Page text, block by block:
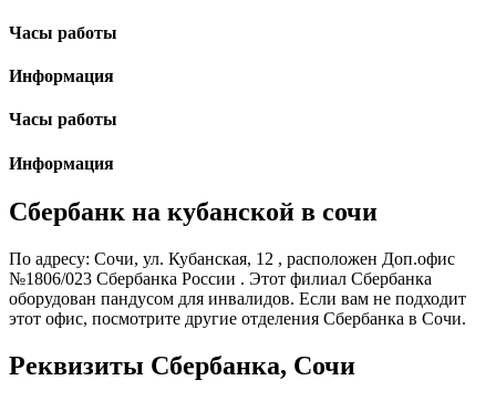
Часы работы
Информация
Часы работы
Информация
Сбербанк на кубанской в сочи
По адресу: Сочи, ул. Кубанская, 12 , расположен Доп.офис
№1806/023 Сбербанка России . Этот филиал Сбербанка
оборудован пандусом для инвалидов. Если вам не подходит
этот офис, посмотрите другие отделения Сбербанка в Сочи.
Реквизиты Сбербанка, Сочи